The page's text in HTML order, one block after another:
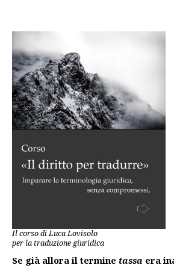
Il corso di Luca Lovisolo
per la traduzione giuridica
Se già allora il termine tassa era